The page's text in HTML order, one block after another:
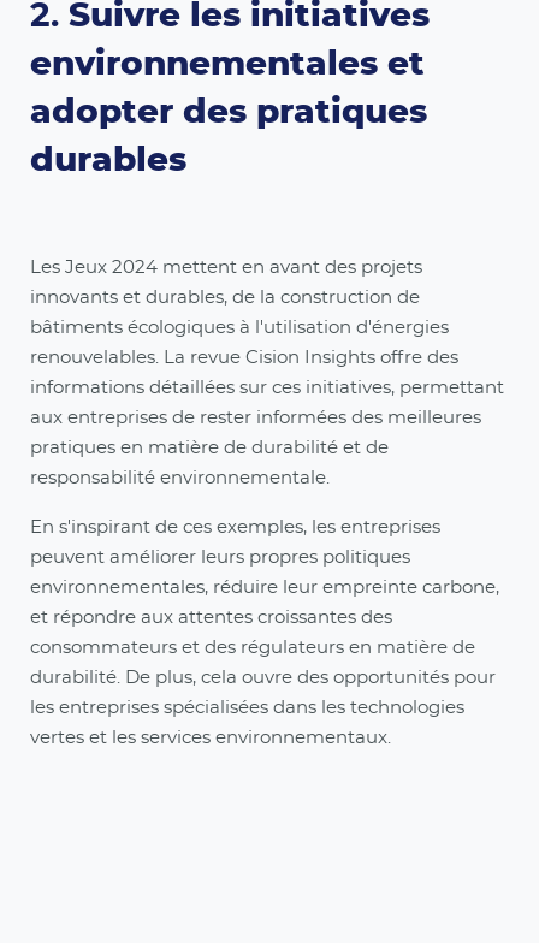
2. Suivre les initiatives
environnementales et
adopter des pratiques
durables
Les Jeux 2024 mettent en avant des projets
innovants et durables, de la construction de
bâtiments écologiques à l'utilisation d'énergies
renouvelables. La revue Cision Insights offre des
informations détaillées sur ces initiatives, permettant
aux entreprises de rester informées des meilleures
pratiques en matière de durabilité et de
responsabilité environnementale.
En s'inspirant de ces exemples, les entreprises
peuvent améliorer leurs propres politiques
environnementales, réduire leur empreinte carbone,
et répondre aux attentes croissantes des
consommateurs et des régulateurs en matière de
durabilité. De plus, cela ouvre des opportunités pour
les entreprises spécialisées dans les technologies
vertes et les services environnementaux.